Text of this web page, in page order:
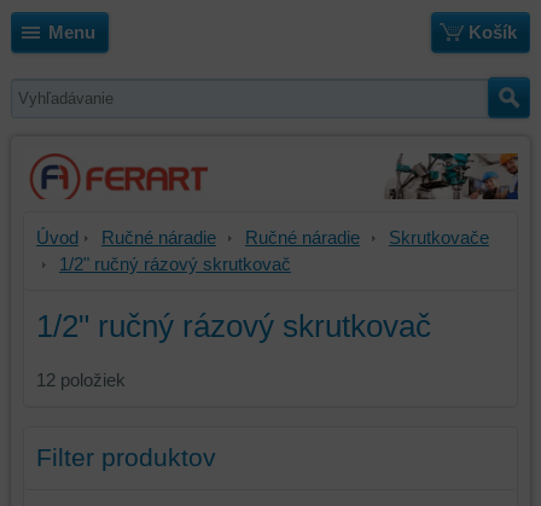
Menu Košík
Úvod Ručné náradie Ručné náradie
Skrutkovače
1/2" ručný rázový skrutkovač
1/2" ručný rázový skrutkovač
12 položiek
Filter produktov